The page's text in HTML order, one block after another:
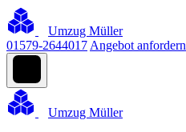
Umzug Müller
01579-2644017 Angebot anfordern
Umzug Müller